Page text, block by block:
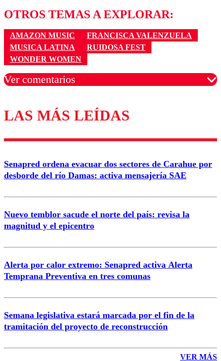
OTROS TEMAS A EXPLORAR:
AMAZON MUSIC
FRANCISCA VALENZUELA
MUSICA LATINA
RUIDOSA FEST
WONDER WOMEN
Ver comentarios
Los comentarios son moderados para garantizar un
diálogo respetuoso.
Nombre
Correo
LAS MÁS LEÍDAS
Senapred ordena evacuar dos sectores de Carahue por
desborde del río Damas: activa mensajería SAE
Nuevo temblor sacude el norte del país: revisa la
magnitud y el epicentro
Alerta por calor extremo: Senapred activa Alerta
Temprana Preventiva en tres comunas
Semana legislativa estará marcada por el fin de la
tramitación del proyecto de reconstrucción
VER MÁS